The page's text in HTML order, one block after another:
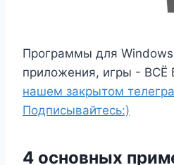
Программы для
приложения, игры -
нашем закрытом
Подписывайтесь:)
4 основных